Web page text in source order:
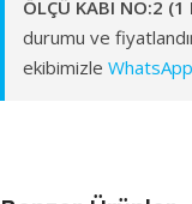
ÖLÇÜ KABI NO:2
durumu ve
ekibimizle WhatsApp